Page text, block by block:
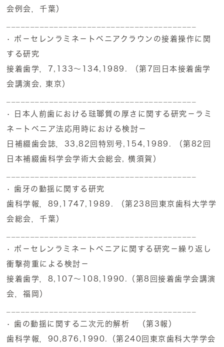
会例会，千葉）
• ポ－セレンラミネ－トベニアクラウンの接着操作に関
する研究
接着歯学，7,133～134,1989. （第7回日本接着歯学
会講演会, 東京）
• 日本人前歯における琺瑯質の厚さに関する研究－ラミ
ネ－トベニア法応用時における検討－
日補綴歯会誌，33,82回特別号,154,1989. （第82回
日本補綴歯科学会学術大会総会, 横須賀）
• 歯牙の動揺に関する研究
歯科学報，89,1747,1989. （第238回東京歯科大学学
会総会，千葉）
• ポ－セレンラミネ－トベニアに関する研究－繰り返し
衝撃荷重による検討－
接着歯学，8,107～108,1990.（第8回接着歯学会講演
会，福岡）
• 歯の動揺に関する二次元的解析 （第3報）
歯科学報，90,876,1990.（第240回東京歯科大学学会